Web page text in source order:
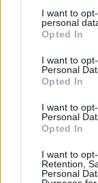
I want to
personal
Opted In
I want to
Personal
Opted In
I want to
Personal
Opted In
I want to
Retention,
Personal
La cura dei dettagli
Tacx NEO Bike
materiali.
Il design si
proprio lo stile di